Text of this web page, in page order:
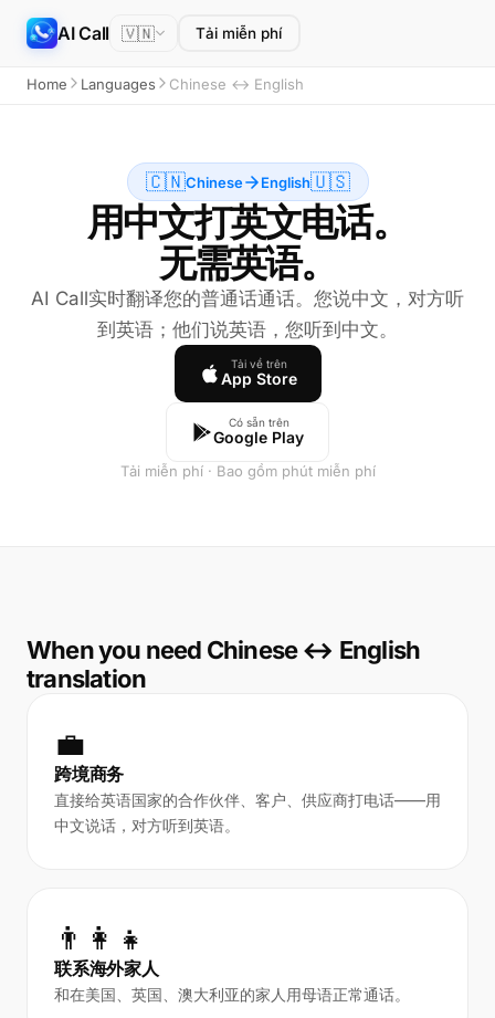
AI Call 🇻🇳 Tải miễn phí
Home Languages Chinese ↔ English
🇨🇳Chinese English🇺🇸
用中文打英文电话。
无需英语。
AI Call实时翻译您的普通话通话。您说中文，对方听
到英语；他们说英语，您听到中文。
Tải về trên
App Store
Có sẵn trên
Google Play
Tải miễn phí · Bao gồm phút miễn phí
When you need Chinese ↔ English
translation
💼
跨境商务
直接给英语国家的合作伙伴、客户、供应商打电话——用
中文说话，对方听到英语。
👨‍👩‍👧
联系海外家人
和在美国、英国、澳大利亚的家人用母语正常通话。